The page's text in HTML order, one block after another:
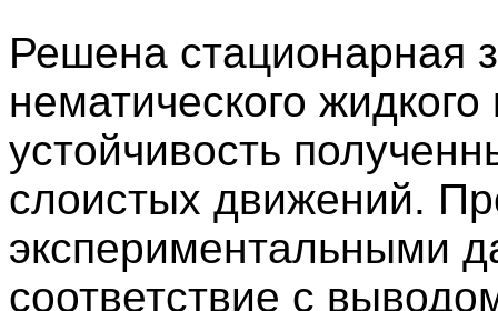
Решена стационарная
нематического
устойчивость
слоистых движений.
экспериментальными
соответствие с